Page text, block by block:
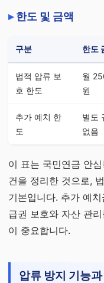
한도 및 금액
구분 한도
법적 압류 보
호 한도
월
원
추가 예치 한
도
별도
없음
이 표는 국민연금 안
건을 정리한 것으로,
기본입니다. 추가 예
급권 보호와 자산 관
이 중요합니다.
압류 방지 기능